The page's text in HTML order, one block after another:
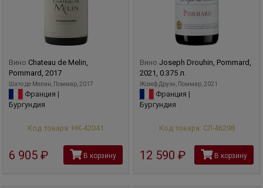
Вино Chateau de Melin,
Pommard, 2017
Шато де Мелин, Поммар, 2017
Франция |
Бургундия
Код товара: НК-42041
6 905 руб В корзину
Вино Joseph Drouhin, Pommard,
2021, 0.375 л.
Жозеф Друэн, Поммар, 2021
Франция |
Бургундия
Код товара: СЛ-46298
12 590 рубВ корзину